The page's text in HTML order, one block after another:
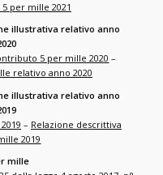
per mille 2021
illustrativa relativo anno
5 per mille 2020 –
relativo anno 2020
illustrativa relativo anno
– Relazione descrittiva
2019
mille